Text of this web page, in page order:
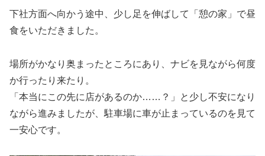
下社方面へ向かう途中、少し足を伸ばして「憩の家」で昼
食をいただきました。
場所がかなり奥まったところにあり、ナビを見ながら何度
か行ったり来たり。
「本当にこの先に店があるのか……？」と少し不安になり
ながら進みましたが、駐車場に車が止まっているのを見て
一安心です。